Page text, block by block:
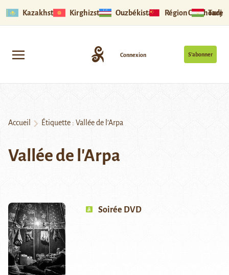
Kazakhstan Kirghizstan Ouzbékistan Région Ouïghoure
S’abonner
Connexion
Accueil Étiquette : Vallée de l’Arpa
Vallée de l'Arpa
Soirée DVD